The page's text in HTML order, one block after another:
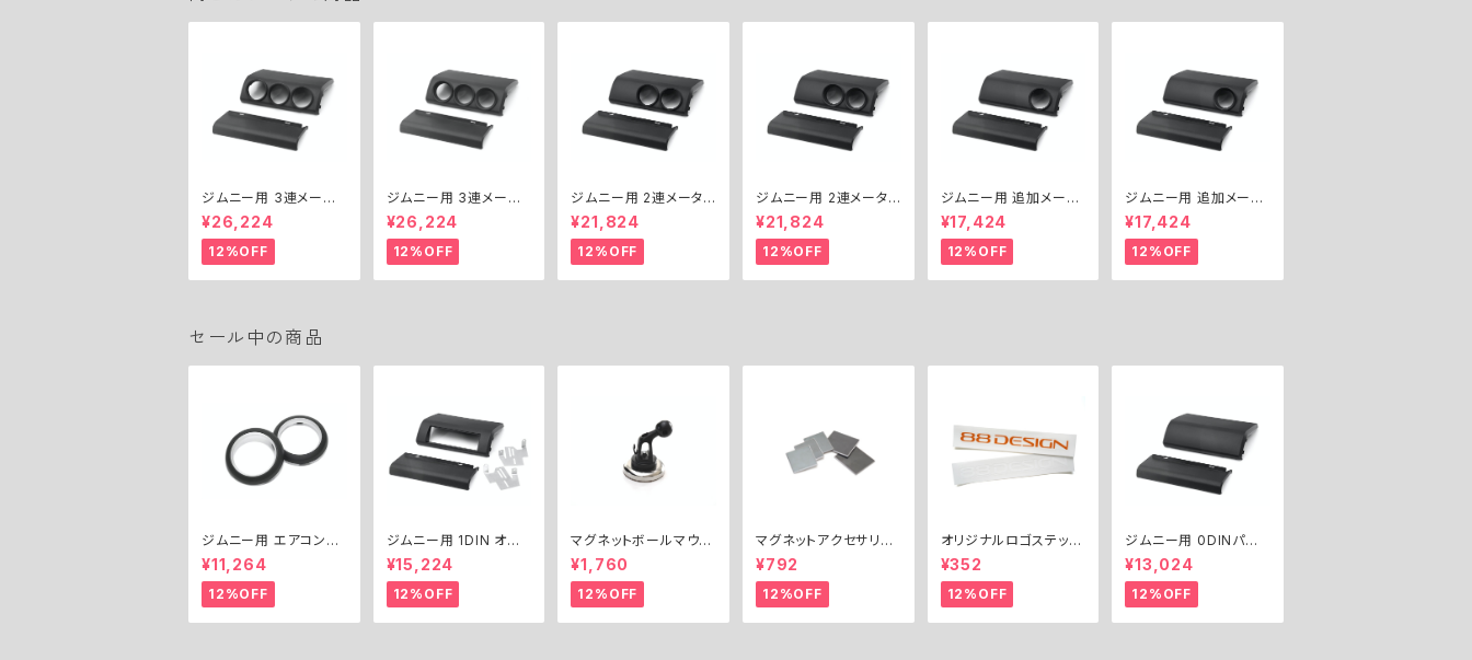
ジムニー用 3連メータ
ーパネルキット（Φ60）
／ 3-GAUGE PANEL
KIT for Jimny (Φ60)
¥26,224
12%OFF
ジムニー用 3連メータ
ーパネルキット（Φ52）
／ 3-GAUGE PANEL
KIT for Jimny (Φ52)
¥26,224
12%OFF
ジムニー用 2連メータ
ーパネルキット（Φ60）
／ 2-GAUGE PANEL
KIT for Jimny (Φ60)
¥21,824
12%OFF
ジムニー用 2連メータ
ーパネルキット（Φ52）
／ 2-GAUGE PANEL
KIT for Jimny (Φ52)
¥21,824
12%OFF
ジムニー用 追加メータ
ーパネルキット（Φ60）
／ EXTRA GAUGE PA
NEL KIT for Jimny
(Φ60)
¥17,424
12%OFF
ジムニー用 追加メータ
ーパネルキット（Φ52）
／ EXTRA GAUGE PA
NEL KIT for Jimny
(Φ52)
¥17,424
12%OFF
セール中の商品
ジムニー用 エアコンル
ーバーリングキット ／
A/C LOUVER RINGS
KIT for Jimny
¥11,264
12%OFF
ジムニー用 1DIN オー
ディオパネルキット ／ 1
DIN AUDIO PANEL KI
T for Jimny
¥15,224
12%OFF
マグネットボールマウン
ト（17mm）
¥1,760
12%OFF
マグネットアクセサリー
用 スチールプレートセッ
ト
¥792
12%OFF
オリジナルロゴステッカ
ー / Original Logo St
icker
¥352
12%OFF
ジムニー用 0DINパネ
ル™︎キット ／ 0DIN PA
NEL™︎ KIT for Jimny
¥13,024
12%OFF